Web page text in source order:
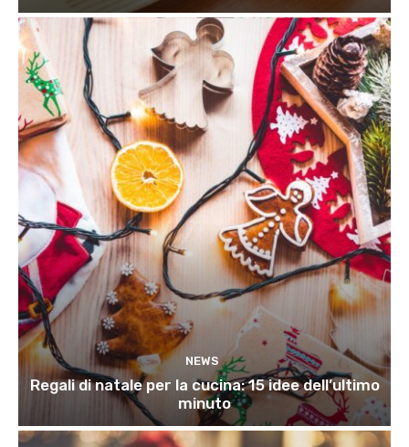
NEWS
Regali di natale per la cucina: 15 idee dell’ultimo
minuto